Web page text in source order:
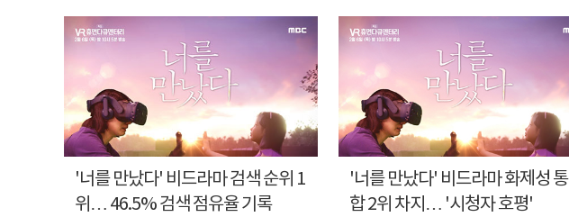
'너를 만났다' 비드라마 검색 순위 1
위… 46.5% 검색 점유율 기록
'너를 만났다' 비드라마 화제성 통
합 2위 차지… '시청자 호평'